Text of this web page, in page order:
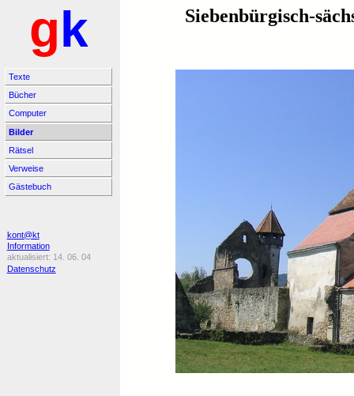
Siebenbürgisch-
gk
Texte
Bücher
Computer
Bilder
Rätsel
Verweise
Gästebuch
kont@kt
Information
14. 06. 04
Datenschutz